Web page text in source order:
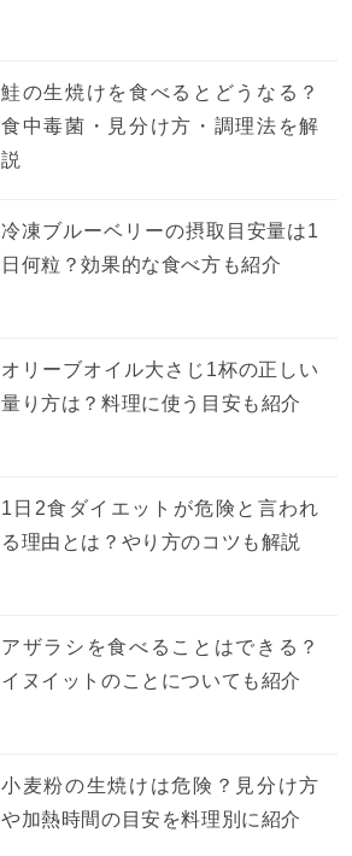
鮭の生焼けを食べるとどうなる？
食中毒菌・見分け方・調理法を解
説
冷凍ブルーベリーの摂取目安量は1
日何粒？効果的な食べ方も紹介
オリーブオイル大さじ1杯の正しい
量り方は？料理に使う目安も紹介
1日2食ダイエットが危険と言われ
る理由とは？やり方のコツも解説
アザラシを食べることはできる？
イヌイットのことについても紹介
小麦粉の生焼けは危険？見分け方
や加熱時間の目安を料理別に紹介